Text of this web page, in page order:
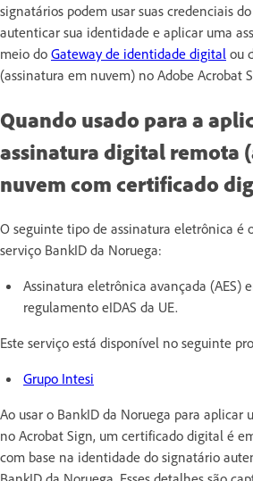
signatários podem usar suas credenciais
autenticar sua identidade e aplicar uma
meio do Gateway de identidade digital ou
(assinatura em nuvem) no Adobe Acrobat
Quando usado para a
assinatura digital remota
nuvem com certificado
O seguinte tipo de assinatura eletrônica é
serviço BankID da Noruega:
Assinatura eletrônica avançada (AES)
regulamento eIDAS da UE.
Este serviço está disponível no seguinte
Grupo Intesi
Ao usar o BankID da Noruega para aplicar
no Acrobat Sign, um certificado digital é
com base na identidade do signatário